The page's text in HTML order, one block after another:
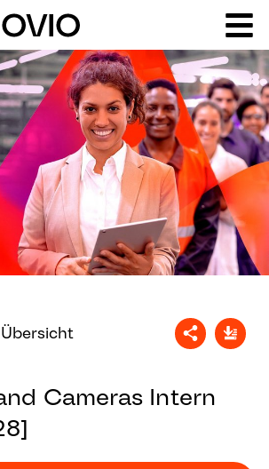
Cameras Intern